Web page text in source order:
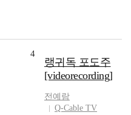
4
랭귀독 포도주
[videorecording]
전예람
Q-Cable TV